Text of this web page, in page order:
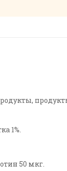
1%.
50 мкг.